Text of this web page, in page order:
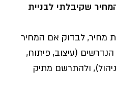
שקיבלתי לבניית
מחיר, לבדוק אם המחיר
(עיצוב, פיתוח,
ולהתרשם מתיק